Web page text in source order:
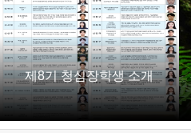
제8기 청심장학생 소개